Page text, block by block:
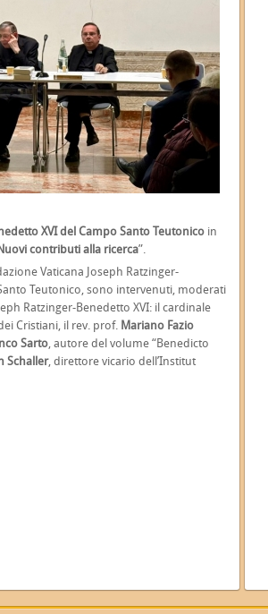
XVI del Campo Santo Teutonico in
contributi alla ricerca”.
Vaticana Joseph Ratzinger-
Teutonico, sono intervenuti, moderati
Ratzinger-Benedetto XVI: il cardinale
Cristiani, il rev. prof. Mariano Fazio
Sarto , autore del volume “Benedicto
Schaller, direttore vicario dell’Institut